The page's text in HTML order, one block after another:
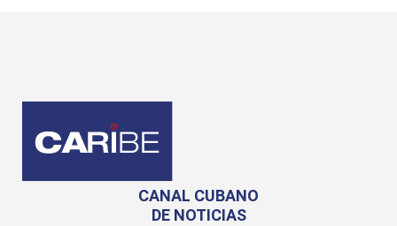
CANAL CUBANO
DE NOTICIAS